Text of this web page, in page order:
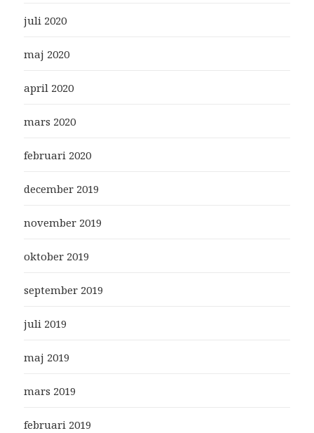
juli 2020
maj 2020
april 2020
mars 2020
februari 2020
december 2019
november 2019
oktober 2019
september 2019
juli 2019
maj 2019
mars 2019
februari 2019